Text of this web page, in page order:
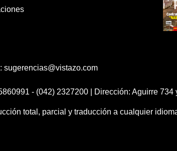
sugerencias@vistazo.com
- (042) 2327200 | Dirección: Aguirre 734
total, parcial y traducción a cualquier